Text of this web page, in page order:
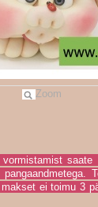
Zoom
saate
ei toimu 3